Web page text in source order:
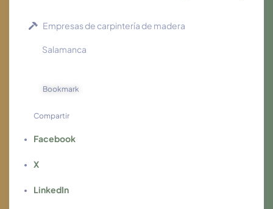
Empresas de carpintería de madera
Salamanca
Bookmark
Compartir
Facebook
X
LinkedIn